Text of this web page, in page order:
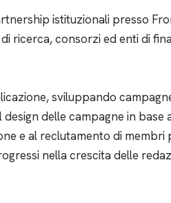
istituzionali presso
ricerca, consorzi ed enti di
sviluppando
delle campagne in base
e al reclutamento di membri
nella crescita delle